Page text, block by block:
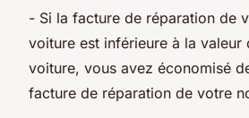
- Si la facture de réparation de
voiture est inférieure à la valeur
voiture, vous avez économisé
facture de réparation de votre